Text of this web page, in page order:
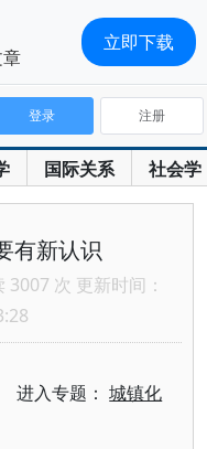
国际关系 社会学
登录 注册
有新认识
3007 次 更新时间：
进入专题：城镇化
立即下载